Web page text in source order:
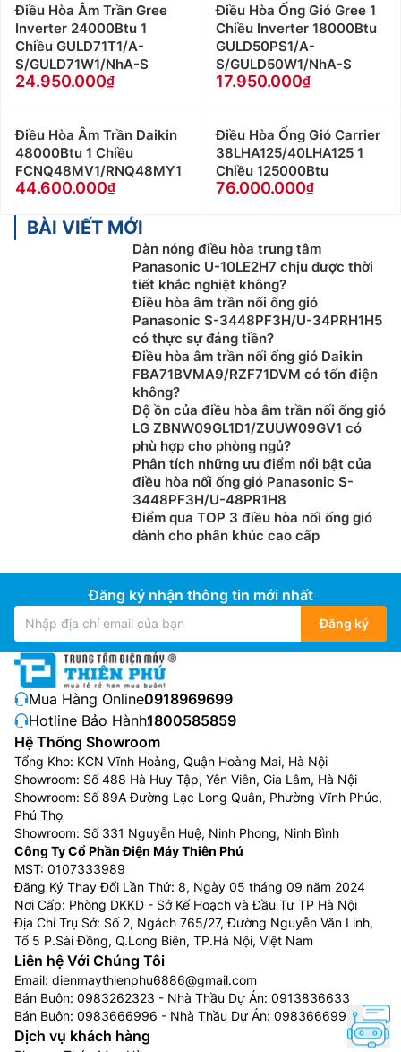
Điều Hòa Âm Trần Gree
Inverter 24000Btu 1
Chiều GULD71T1/A-
S/GULD71W1/NhA-S
24.950.000
Điều Hòa Ống Gió Gree 1
Chiều Inverter 18000Btu
GULD50PS1/A-
S/GULD50W1/NhA-S
17.950.000
Điều Hòa Âm Trần Daikin
48000Btu 1 Chiều
FCNQ48MV1/RNQ48MY1
44.600.000
Điều Hòa Ống Gió Carrier
38LHA125/40LHA125 1
Chiều 125000Btu
76.000.000
BÀI VIẾT MỚI
Dàn nóng điều hòa trung tâm
Panasonic U-10LE2H7 chịu được thời
tiết khắc nghiệt không?
Điều hòa âm trần nối ống gió
Panasonic S-3448PF3H/U-34PRH1H5
có thực sự đáng tiền?
Điều hòa âm trần nối ống gió Daikin
FBA71BVMA9/RZF71DVM có tốn điện
không?
Độ ồn của điều hòa âm trần nối ống gió
LG ZBNW09GL1D1/ZUUW09GV1 có
phù hợp cho phòng ngủ?
Phân tích những ưu điểm nổi bật của
điều hòa nối ống gió Panasonic S-
3448PF3H/U-48PR1H8
Điểm qua TOP 3 điều hòa nối ống gió
dành cho phân khúc cao cấp
Đăng ký nhận thông tin mới nhất
Đăng ký
Mua Hàng Online:0918969699
Hotline Bảo Hành:1800585859
Hệ Thống Showroom
Tổng Kho: KCN Vĩnh Hoàng, Quận Hoàng Mai, Hà Nội
Showroom: Số 488 Hà Huy Tập, Yên Viên, Gia Lâm, Hà Nội
Showroom: Số 89A Đường Lạc Long Quân, Phường Vĩnh Phúc,
Phú Thọ
Showroom: Số 331 Nguyễn Huệ, Ninh Phong, Ninh Bình
Công Ty Cổ Phần Điện Máy Thiên Phú
MST: 0107333989
Đăng Ký Thay Đổi Lần Thứ: 8, Ngày 05 tháng 09 năm 2024
Nơi Cấp: Phòng DKKD - Sở Kế Hoạch và Đầu Tư TP Hà Nội
Địa Chỉ Trụ Sở: Số 2, Ngách 765/27, Đường Nguyễn Văn Linh,
Tổ 5 P.Sài Đồng, Q.Long Biên, TP.Hà Nội, Việt Nam
Liên hệ Với Chúng Tôi
Email: dienmaythienphu6886@gmail.com
Bán Buôn: 0983262323 - Nhà Thầu Dự Án: 0913836633
Bán Buôn: 0983666996 - Nhà Thầu Dự Án: 0983666996
Dịch vụ khách hàng